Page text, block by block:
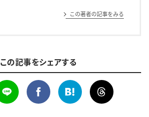
この著者の記事をみる
この記事をシェアする